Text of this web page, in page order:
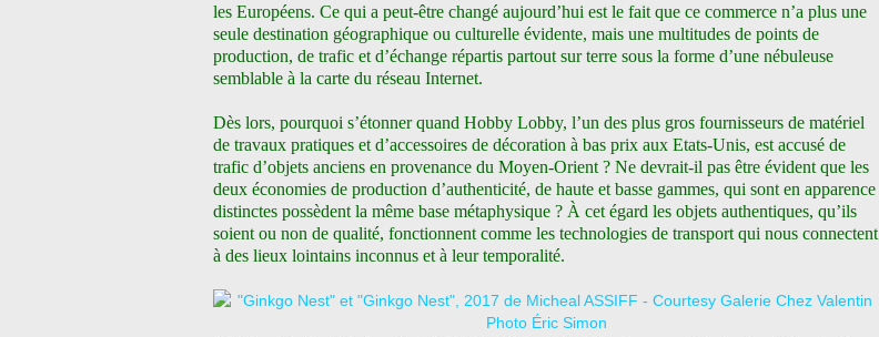
les Européens. Ce qui a peut-être changé aujourd’hui est le fait que ce commerce n’a plus une
seule destination géographique ou culturelle évidente, mais une multitudes de points de
production, de trafic et d’échange répartis partout sur terre sous la forme d’une nébuleuse
semblable à la carte du réseau Internet.
Dès lors, pourquoi s’étonner quand Hobby Lobby, l’un des plus gros fournisseurs de matériel
de travaux pratiques et d’accessoires de décoration à bas prix aux Etats-Unis, est accusé de
trafic d’objets anciens en provenance du Moyen-Orient ? Ne devrait-il pas être évident que les
deux économies de production d’authenticité, de haute et basse gammes, qui sont en apparence
distinctes possèdent la même base métaphysique ? À cet égard les objets authentiques, qu’ils
soient ou non de qualité, fonctionnent comme les technologies de transport qui nous connectent
à des lieux lointains inconnus et à leur temporalité.